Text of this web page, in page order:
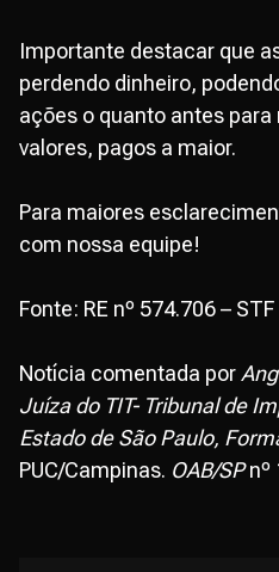
Importante destacar que
perdendo dinheiro,
ações o quanto antes
valores, pagos a maior.
Para maiores
com nossa equipe!
Fonte: RE nº 574.706 – STF
Notícia comentada por
Juíza do TIT- Tribunal de
Estado de São Paulo,
PUC/Campinas. OAB/SPnº